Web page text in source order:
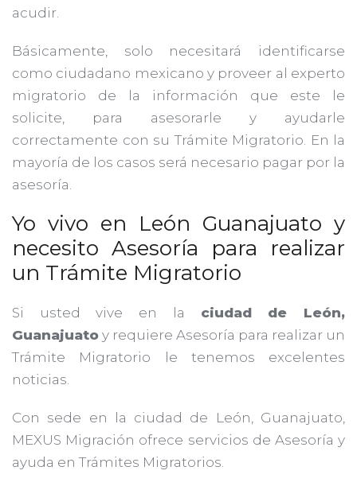
acudir.
Básicamente, solo necesitará identificarse
como ciudadano mexicano y proveer al experto
migratorio de la información que este le
solicite, para asesorarle y ayudarle
correctamente con su Trámite Migratorio. En la
mayoría de los casos será necesario pagar por la
asesoría.
Yo vivo en León Guanajuato y
necesito Asesoría para realizar
un Trámite Migratorio
Si usted vive en la ciudad de León,
Guanajuato y requiere Asesoría para realizar un
Trámite Migratorio le tenemos excelentes
noticias.
Con sede en la ciudad de León, Guanajuato,
MEXUS Migración ofrece servicios de Asesoría y
ayuda en Trámites Migratorios.